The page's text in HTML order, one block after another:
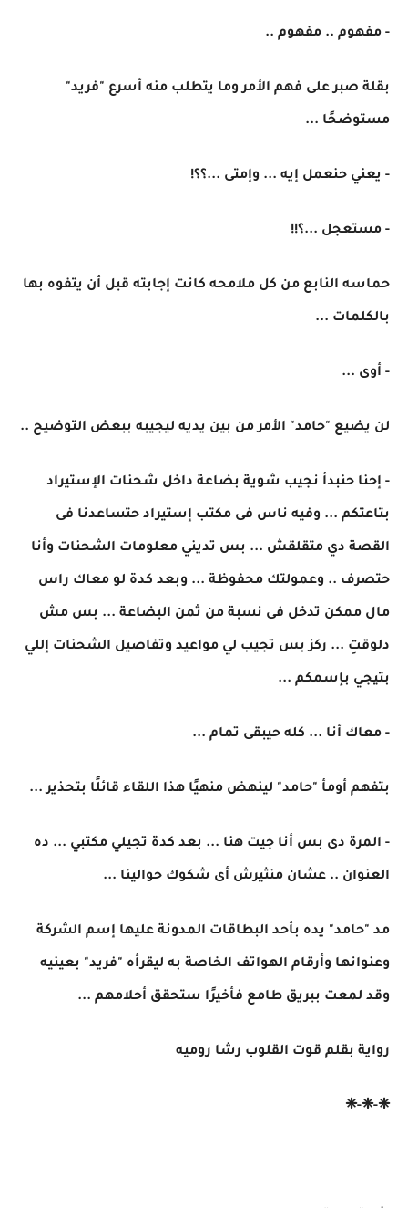
- مفهوم .. مفهوم ..
بقلة صبر على فهم الأمر وما يتطلب منه أسرع "فريد"
مستوضحًا ...
- يعني حنعمل إيه ... وإمتى ...؟؟!
- مستعجل ...؟!!
حماسه النابع من كل ملامحه كانت إجابته قبل أن يتفوه بها
بالكلمات ...
- أوى ...
لن يضيع "حامد" الأمر من بين يديه ليجيبه ببعض التوضيح ..
- إحنا حنبدأ نجيب شوية بضاعة داخل شحنات الإستيراد
بتاعتكم ... وفيه ناس فى مكتب إستيراد حتساعدنا فى
القصة دي متقلقش ... بس تديني معلومات الشحنات وأنا
حتصرف .. وعمولتك محفوظة ... وبعد كدة لو معاك راس
مال ممكن تدخل فى نسبة من ثمن البضاعة ... بس مش
دلوقتِ ... ركز بس تجيب لي مواعيد وتفاصيل الشحنات إللي
بتيجي بإسمكم ...
- معاك أنا ... كله حيبقى تمام ...
بتفهم أومأ "حامد" لينهض منهيًا هذا اللقاء قائلًا بتحذير ...
- المرة دى بس أنا جيت هنا ... بعد كدة تجيلي مكتبي ... ده
العنوان .. عشان منثيرش أى شكوك حوالينا ...
مد "حامد" يده بأحد البطاقات المدونة عليها إسم الشركة
وعنوانها وأرقام الهواتف الخاصة به ليقرأه "فريد" بعينيه
وقد لمعت ببريق طامع فأخيرًا ستحقق أحلامهم ...
رواية بقلم قوت القلوب رشا روميه
❈-❈-❈